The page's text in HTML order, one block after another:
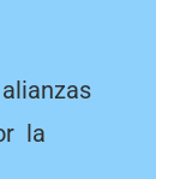
la